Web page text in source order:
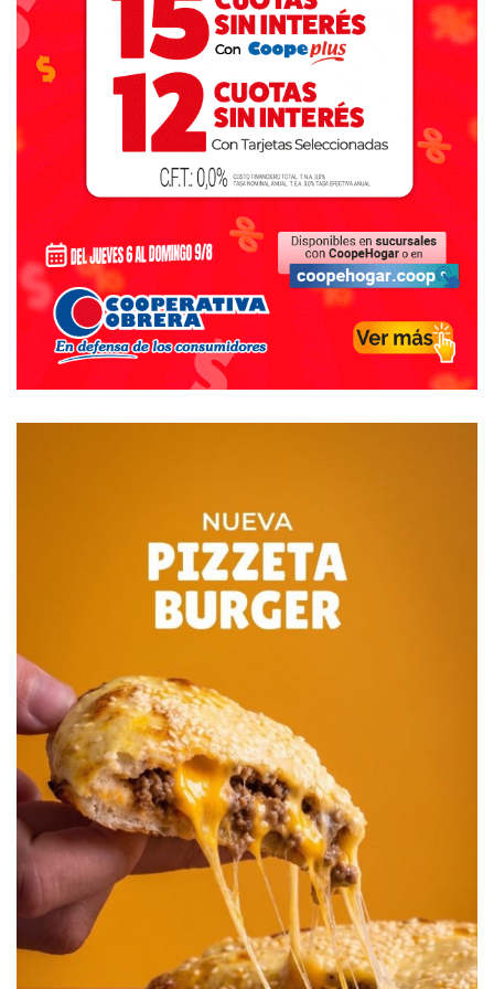
Coronel Suáez, ‘Pachi’ Palacio, “con quien estamos
trabajando en conjunto”. (Noticias Tornquist).